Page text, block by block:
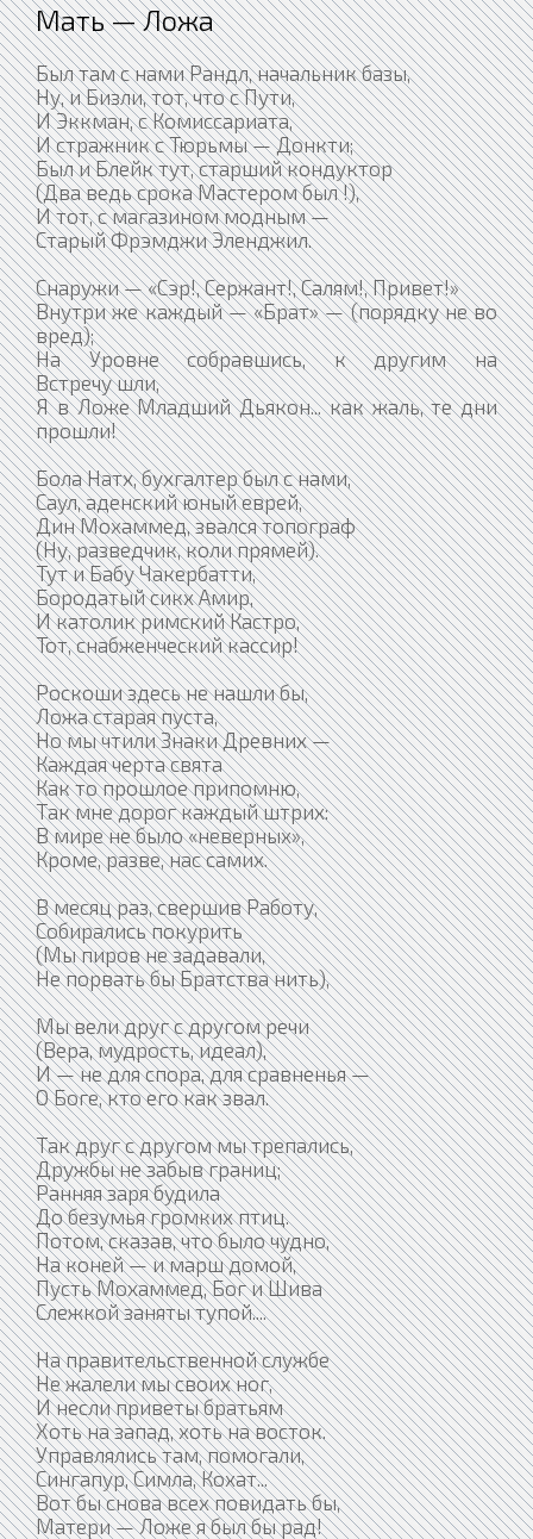
Мать — Ложа
Был там с нами Рандл, начальник базы,
Ну, и Бизли, тот, что с Пути,
И Эккман, с Комиссариата,
И стражник с Тюрьмы — Донкти;
Был и Блейк тут, старший кондуктор
(Два ведь срока Мастером был !),
И тот, с магазином модным —
Старый Фрэмджи Эленджил.
Снаружи — «Сэр!, Сержант!, Салям!, Привет!»
Внутри же каждый — «Брат» — (порядку не во
вред);
На Уровне собравшись, к другим на
Встречу шли,
Я в Ложе Младший Дьякон... как жаль, те дни
прошли!
Бола Натх, бухгалтер был с нами,
Саул, аденский юный еврей,
Дин Мохаммед, звался топограф
(Ну, разведчик, коли прямей).
Тут и Бабу Чакербатти,
Бородатый сикх Амир,
И католик римский Кастро,
Тот, снабженческий кассир!
Роскоши здесь не нашли бы,
Ложа старая пуста,
Но мы чтили Знаки Древних —
Каждая черта свята
Как то прошлое припомню,
Так мне дорог каждый штрих:
В мире не было «неверных»,
Кроме, разве, нас самих.
В месяц раз, свершив Работу,
Собирались покурить
(Мы пиров не задавали,
Не порвать бы Братства нить),
Мы вели друг с другом речи
(Вера, мудрость, идеал),
И — не для спора, для сравненья —
О Боге, кто его как звал.
Так друг с другом мы трепались,
Дружбы не забыв границ;
Ранняя заря будила
До безумья громких птиц.
Потом, сказав, что было чудно,
На коней — и марш домой,
Пусть Мохаммед, Бог и Шива
Слежкой заняты тупой....
На правительственной службе
Не жалели мы своих ног,
И несли приветы братьям
Хоть на запад, хоть на восток.
Управлялись там, помогали,
Сингапур, Симла, Кохат...
Вот бы снова всех повидать бы,
Матери — Ложе я был бы рад!